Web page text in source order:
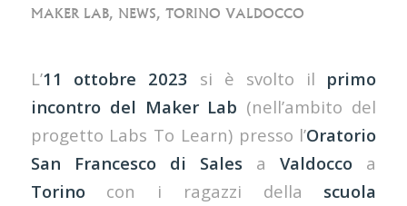
MAKER LAB, NEWS, TORINO VALDOCCO
L’11 ottobre 2023 si è svolto il primo
incontro del Maker Lab (nell’ambito del
progetto Labs To Learn) presso l’Oratorio
San Francesco di Sales aValdocco a
Torinocon i ragazzi della scuola